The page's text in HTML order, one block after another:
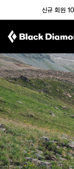
신규 회원